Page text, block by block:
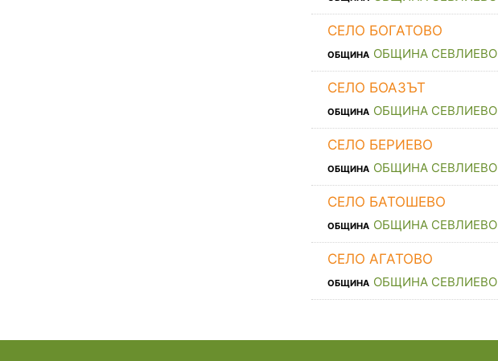
СЕЛО БОГАТОВО
ОБЩИНА ОБЩИНА СЕВЛИЕВО
СЕЛО БОАЗЪТ
ОБЩИНА ОБЩИНА СЕВЛИЕВО
СЕЛО БЕРИЕВО
ОБЩИНА ОБЩИНА СЕВЛИЕВО
СЕЛО БАТОШЕВО
ОБЩИНА ОБЩИНА СЕВЛИЕВО
СЕЛО АГАТОВО
ОБЩИНА ОБЩИНА СЕВЛИЕВО